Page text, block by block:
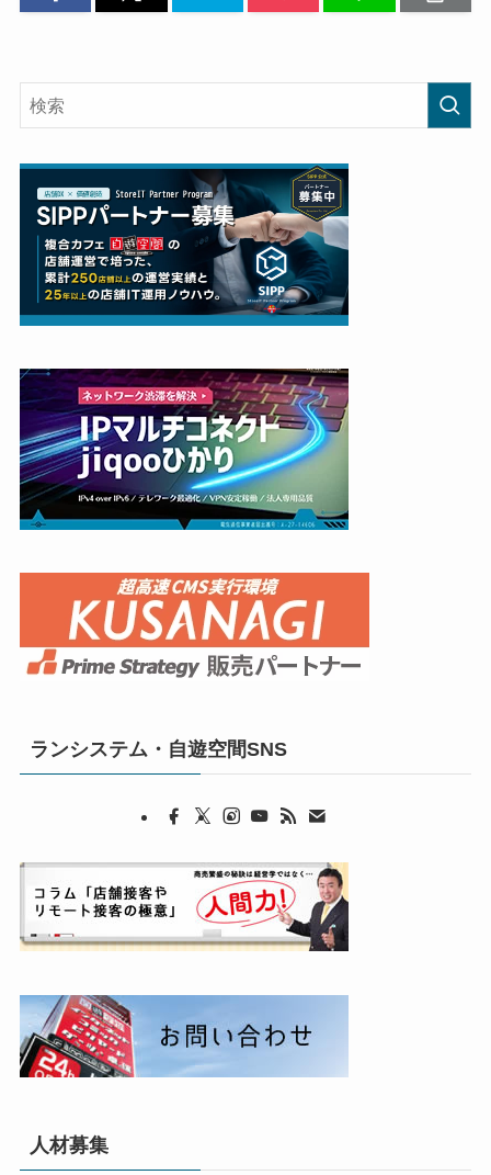
ランシステム・自遊空間SNS
人材募集